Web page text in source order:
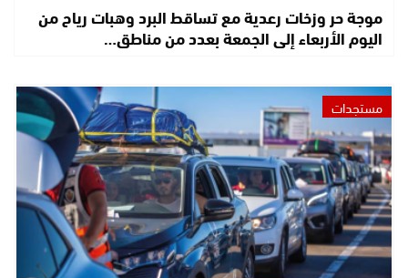
موجة حر وزخات رعدية مع تساقط البرد وهبات رياح من
اليوم الأربعاء إلى الجمعة بعدد من مناطق…
مستجدات